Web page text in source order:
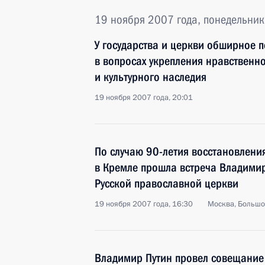
19 ноября 2007 года, понедельник
У государства и церкви обширное
в вопросах укрепления
и культурного наследия
19 ноября 2007 года, 20:01
По случаю 90-летия
в Кремле прошла встреча
Русской православной церкви
19 ноября 2007 года, 16:30 Москва,
Владимир Путин провел